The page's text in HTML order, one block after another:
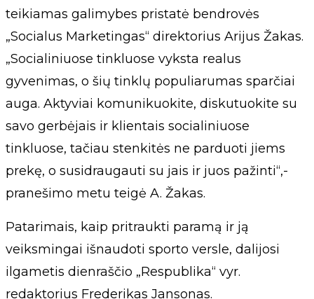
teikiamas galimybes pristatė bendrovės
„Socialus Marketingas“ direktorius Arijus Žakas.
„Socialiniuose tinkluose vyksta realus
gyvenimas, o šių tinklų populiarumas sparčiai
auga. Aktyviai komunikuokite, diskutuokite su
savo gerbėjais ir klientais socialiniuose
tinkluose, tačiau stenkitės ne parduoti jiems
prekę, o susidraugauti su jais ir juos pažinti“,-
pranešimo metu teigė A. Žakas.
Patarimais, kaip pritraukti paramą ir ją
veiksmingai išnaudoti sporto versle, dalijosi
ilgametis dienraščio „Respublika“ vyr.
redaktorius Frederikas Jansonas.